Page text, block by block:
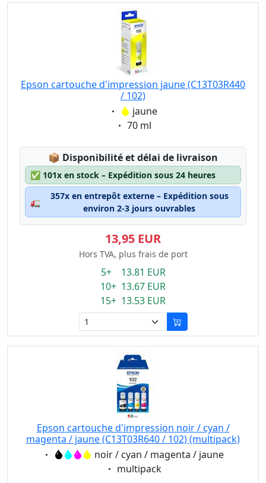
Epson cartouche d'impression jaune (C13T03R440
/ 102)
Eigenschaft:
jaune
Eigenschaft:
70 ml
📦 Lagerstatus:
Disponibilité et délai de livraison
✅ 101x en stock – Expédition sous 24 heures
🚛
357x en entrepôt externe – Expédition sous
environ 2-3 jours ouvrables
13,95 EUR
Hors TVA, plus frais de port
5+ 13.81 EUR
10+ 13.67 EUR
15+ 13.53 EUR
Epson cartouche d'impression noir / cyan /
magenta / jaune (C13T03R640 / 102) (multipack)
Eigenschaft:noir / cyan / magenta / jaune
Eigenschaft:
multipack